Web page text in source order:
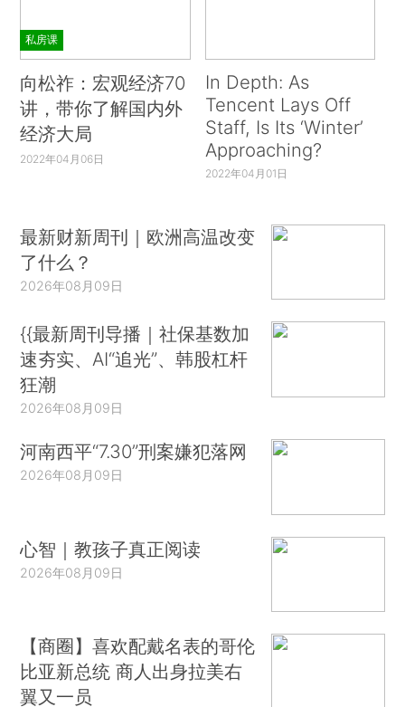
私房课
向松祚：宏观经济70
讲，带你了解国内外
经济大局
2022年04月06日
In Depth: As
Tencent Lays Off
Staff, Is Its ‘Winter’
Approaching?
2022年04月01日
最新财新周刊｜欧洲高温改变
了什么？
2026年08月09日
{{最新周刊导播｜社保基数加
速夯实、AI“追光”、韩股杠杆
狂潮
2026年08月09日
河南西平“7.30”刑案嫌犯落网
2026年08月09日
心智｜教孩子真正阅读
2026年08月09日
【商圈】喜欢配戴名表的哥伦
比亚新总统 商人出身拉美右
翼又一员